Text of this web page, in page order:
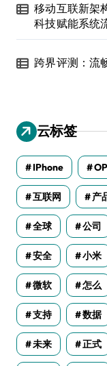
移动互联新架
科技赋能系统
跨界评测：流
云标签
IPhone
互联网 产
全球 公司
安全 小米
微软 怎么
支持 数据
未来 正式